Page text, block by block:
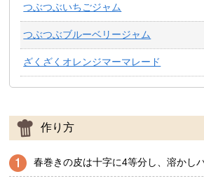
つぶつぶいちごジャム
つぶつぶブルーベリージャム
ざくざくオレンジマーマレード
作り方
春巻きの皮は十字に4等分し、溶かし